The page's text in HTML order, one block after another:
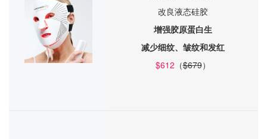
改良液态硅胶
增强胶原蛋白生
减少细纹、皱纹和发红
$612 （$679）